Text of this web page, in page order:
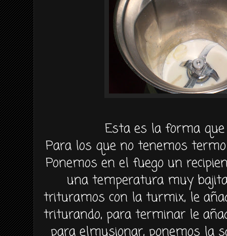
Esta es la forma que
Para los que no tenemos
Ponemos en el fuego un
una temperatura muy
trituramos con la turmix, le
triturando, para terminar le
paraelmusionar, ponemos la